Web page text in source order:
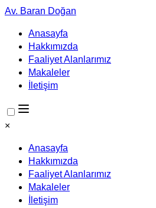
Av. Baran Doğan
Anasayfa
Hakkımızda
Faaliyet Alanlarımız
Makaleler
İletişim
×
Anasayfa
Hakkımızda
Faaliyet Alanlarımız
Makaleler
İletişim